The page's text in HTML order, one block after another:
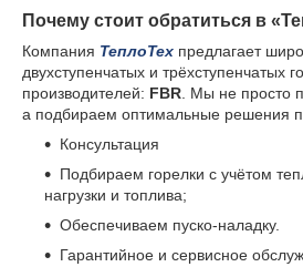
Почему стоит обратиться в
Компания ТеплоТех предлагает
двухступенчатых и трёхступенчатых
производителей: FBR . Мы не просто
а подбираем оптимальные решения
Консультация
Подбираем горелки с учётом
нагрузки и топлива;
Обеспечиваем пуско-наладку.
Гарантийное и сервисное